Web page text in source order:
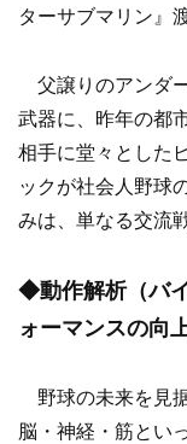
ターサブマリン』
父譲りのアンダ
武器に、昨年の都
相手に堂々とした
ックが社会人野球
みは、単なる交流
◆動作解析（バ
ォーマンスの向
野球の未来を見
脳・神経・筋とい